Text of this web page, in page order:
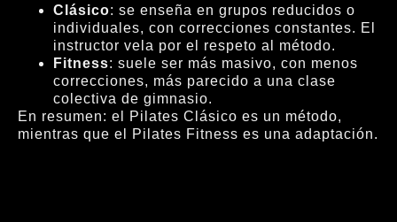
Clásico: se enseña en grupos reducidos o
individuales, con correcciones constantes. El
instructor vela por el respeto al método.
Fitness: suele ser más masivo, con menos
correcciones, más parecido a una clase
colectiva de gimnasio.
En resumen: el Pilates Clásico es un método,
mientras que el Pilates Fitness es una adaptación.